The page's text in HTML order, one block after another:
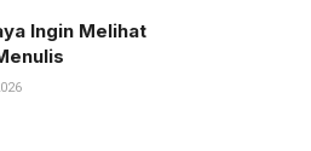
Ingin Melihat